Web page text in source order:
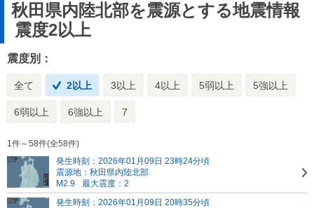
秋田県内陸北部を震源とする地震情報
震度2以上
震度別：
全て 2以上 3以上 4以上 5弱以上 5強以上
6弱以上 6強以上 7
1件～58件(全58件)
発生時刻：2026年01月09日 23時24分頃
震源地：秋田県内陸北部
M2.9
最大震度：2
発生時刻：2026年01月09日 20時35分頃